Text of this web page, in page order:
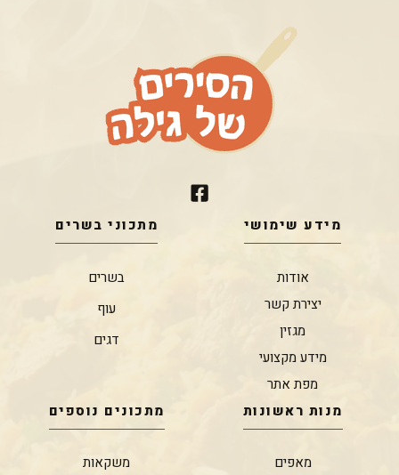
מידע שימושי
אודות
יצירת קשר
מגזין
מידע מקצועי
מפת אתר
מתכוני בשרים
בשרים
עוף
דגים
מנות ראשונות
מאפים
מתכונים נוספים
משקאות